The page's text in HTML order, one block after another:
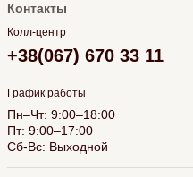
Контакты
Колл-центр
+38(067) 670 33 11
График работы
Пн–Чт: 9:00–18:00
Пт: 9:00–17:00
Сб-Вс: Выходной